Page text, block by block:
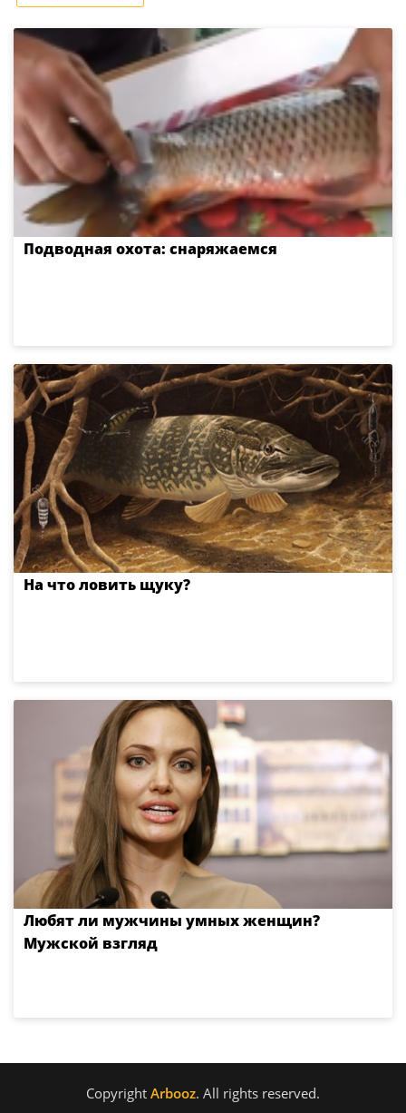
Подводная охота: снаряжаемся
На что ловить щуку?
Любят ли мужчины умных женщин?
Мужской взгляд
Copyright Arbooz. All rights reserved.